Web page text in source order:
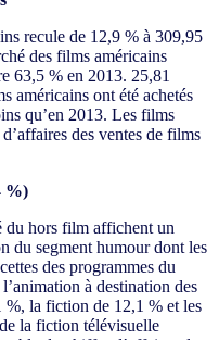
recule de 12,9 % à 309,95
des films américains
63,5 % en 2013. 25,81
ont été achetés
qu’en 2013. Les films
des ventes de films
%)
du hors film affichent un
du segment humour dont les
des programmes du
à destination des
%, la fiction de 12,1 % et les
la fiction télévisuelle